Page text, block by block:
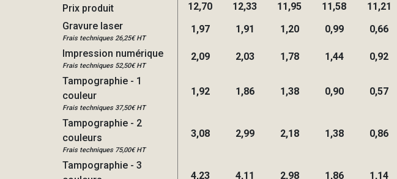
Prix produit 12,70 12,33 11,95 11,58
11,21
Gravure laser
Frais techniques 26,25€ HT
1,97 1,91 1,20 0,99 0,66
Impression numérique
Frais techniques 52,50€ HT
2,09 2,03 1,78 1,44 0,92
Tampographie - 1
couleur
Frais techniques 37,50€ HT
1,92 1,86 1,38 0,90 0,57
Tampographie - 2
couleurs
Frais techniques 75,00€ HT
3,08 2,99 2,18 1,38 0,86
Tampographie - 3
4,23 4,11 2,98 1,86 1,14